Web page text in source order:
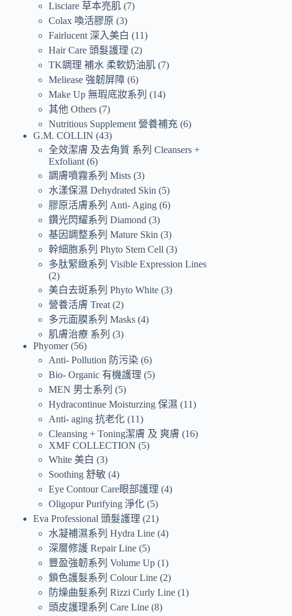
Lisciare 草本亮肌 7
Colax 喚活膠原 3
Fairlucent 深入美白
11
Hair Care 頭髮護理
2
TK調理 補水 柔軟奶油肌 7
Meliease 強韌屏障 6
Make Up 無瑕底妝系列
14
其他 Others 7
Nutritious Supplement 營養補充 6
G.M. COLLIN 43
全效潔膚 及去角質 系列 Cleansers +
Exfoliant 6
調膚噴霧系列 Mists 3
水漾保濕 Dehydrated Skin
5
膠原活膚系列 Anti- Aging 6
鑽光閃耀系列 Diamond 3
基因調整系列 Mature Skin 3
幹細胞系列 Phyto Stem Cell 3
多肽緊緻系列 Visible Expression Lines
2
美白去斑系列 Phyto White 3
營養活膚 Treat 2
多元面膜系列 Masks 4
肌膚治療 系列
3
Phyomer 56
Anti- Pollution 防污染 6
Bio- Organic 有機護理
5
MEN 男士系列
5
Hydracontinue Moisturzing 保濕
11
Anti- aging 抗老化 11
Cleansing + Toning潔膚 及 爽膚
16
XMF COLLECTION
5
White 美白
3
Soothing 舒敏 4
Eye Contour Care眼部護理 4
Oligopur Purifying 淨化 5
Eva Professional 頭髮護理
21
水凝補濕系列 Hydra Line 4
深層修護 Repair Line 5
豐盈強韌系列 Volume Up 1
鎖色護髮系列 Colour Line 2
防燥曲髮系列 Rizzi Curly Line 1
頭皮護理系列 Care Line 8